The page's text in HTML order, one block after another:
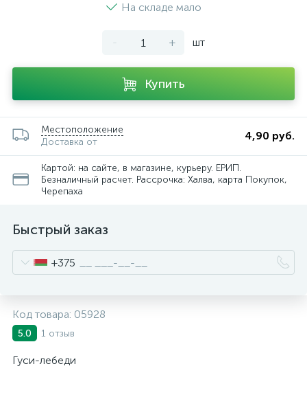
На складе мало
- + шт
Купить
Местоположение
Доставка от
4,90 руб.
Картой: на сайте, в магазине, курьеру. ЕРИП.
Безналичный расчет. Рассрочка: Халва, карта Покупок,
Черепаха
Быстрый заказ
+375
Код товара: 05928
5.0 1 отзыв
Гуси-лебеди